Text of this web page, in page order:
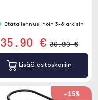
Etätallennus, noin 3-8 arkisin
35.90 € 36.90 €
Lisää ostoskoriin
-15%